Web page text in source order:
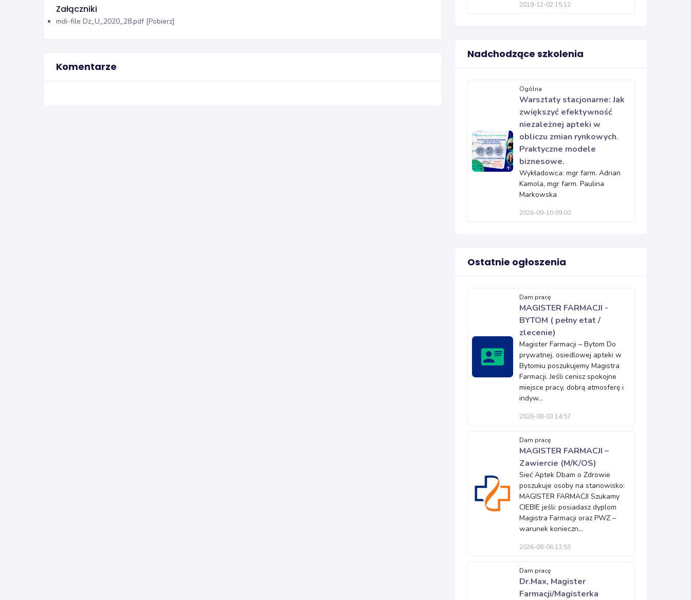
Załączniki
mdi-file Dz_U_2020_28.pdf [Pobierz]
Komentarze
2019-12-02 15:12
Nadchodzące szkolenia
Ogólna
Warsztaty stacjonarne: Jak
zwiększyć efektywność
niezależnej apteki w
obliczu zmian rynkowych.
Praktyczne modele
biznesowe.
Wykładowca: mgr farm. Adrian
Kamola, mgr farm. Paulina
Markowska
2026-09-10 09:00
Ostatnie ogłoszenia
Dam pracę
MAGISTER FARMACJI -
BYTOM ( pełny etat /
zlecenie)
Magister Farmacji – Bytom Do
prywatnej, osiedlowej apteki w
Bytomiu poszukujemy Magistra
Farmacji. Jeśli cenisz spokojne
miejsce pracy, dobrą atmosferę i
indyw...
2026-08-03 14:57
Dam pracę
MAGISTER FARMACJI –
Zawiercie (M/K/OS)
Sieć Aptek Dbam o Zdrowie
poszukuje osoby na stanowisko:
MAGISTER FARMACJI Szukamy
CIEBIE jeśli: posiadasz dyplom
Magistra Farmacji oraz PWZ –
warunek konieczn...
2026-08-06 13:53
Dam pracę
Dr.Max, Magister
Farmacji/Magisterka